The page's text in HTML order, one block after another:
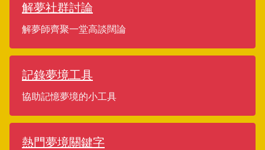
解夢社群討論
解夢師齊聚一堂高談闊論
記錄夢境工具
協助記憶夢境的小工具
熱門夢境關鍵字